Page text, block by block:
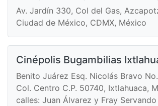
Av. Jardín 330, Col del Gas,
Ciudad de México, CDMX, México
Cinépolis Bugambilias
Benito Juárez Esq. Nicolás Bravo
Col. Centro C.P. 50740, Ixtlahuaca,
calles: Juan Álvarez y Fray